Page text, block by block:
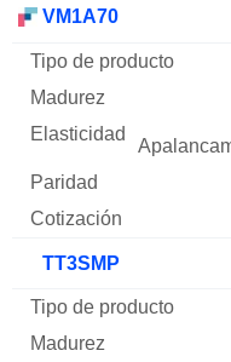
VM1A70
TT3SMP